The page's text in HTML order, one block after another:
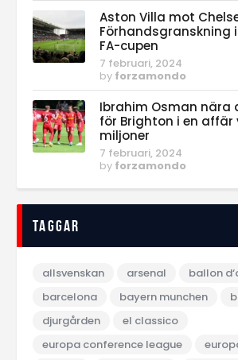
Aston Villa mot
Förhandsgranskning
FA-cupen
7 februari, 2024
by forzamondo
Ibrahim Osman nära
för Brighton i en affär
miljoner
7 februari, 2024
by forzamondo
Taggar
allsvenskan arsenal
ballon
barcelona
bayern munchen
djurgården
el classico
europa conference league